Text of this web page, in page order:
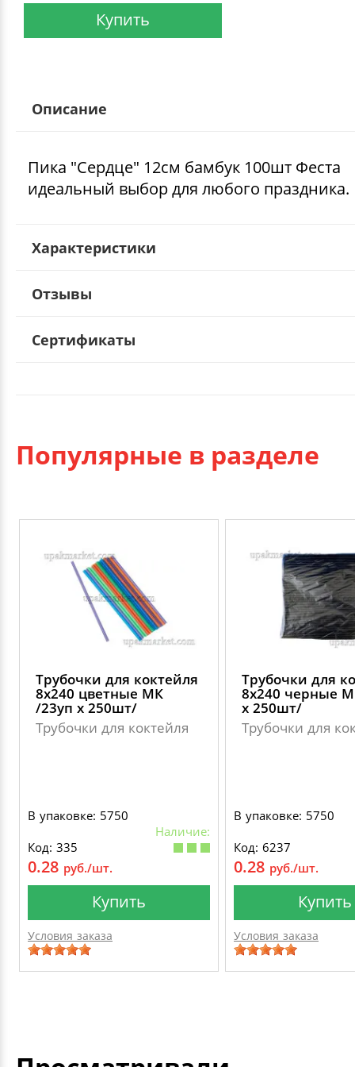
Купить
Описание
Пика "Сердце" 12см бамбук 100шт Феста
идеальный выбор для любого праздника.
Характеристики
Отзывы
Сертификаты
Популярные в разделе
Трубочки для коктейля
8х240 цветные МК
/23уп х 250шт/
Трубочки для коктейля
В упаковке: 5750
Наличие:
Код: 335
0.28 руб./шт.
Купить
Условия заказа
Трубочки для
8х240 черные
х 250шт/
Трубочки для
В упаковке: 5750
Код: 6237
0.28 руб./шт.
Купить
Условия заказа